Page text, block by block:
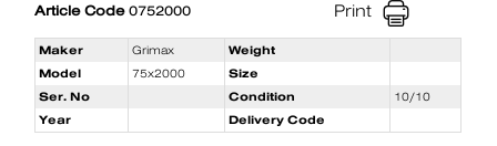
Article Code0752000 Print
Maker Grimax
Weight
Model
75x2000
Size
Ser. No
Condition
10/10
Year
Delivery Code